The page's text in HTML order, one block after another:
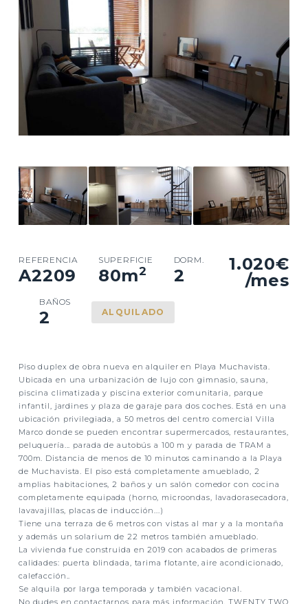
1.020€
/mes
REFERENCIA
A2209
SUPERFICIE
80m2
DORM.
2
BAÑOS
2 ALQUILADO
Piso duplex de obra nueva en alquiler en Playa Muchavista.
Ubicada en una urbanización de lujo con gimnasio, sauna,
piscina climatizada y piscina exterior comunitaria, parque
infantil, jardines y plaza de garaje para dos coches. Está en una
ubicación privilegiada, a 50 metros del centro comercial Villa
Marco donde se pueden encontrar supermercados, restaurantes,
peluquería... parada de autobús a 100 m y parada de TRAM a
700m. Distancia de menos de 10 minutos caminando a la Playa
de Muchavista. El piso está completamente amueblado, 2
amplias habitaciones, 2 baños y un salón comedor con cocina
completamente equipada (horno, microondas, lavadorasecadora,
lavavajillas, placas de inducción...)
Tiene una terraza de 6 metros con vistas al mar y a la montaña
y además un solarium de 22 metros también amueblado.
La vivienda fue construida en 2019 con acabados de primeras
calidades: puerta blindada, tarima flotante, aire acondicionado,
calefacción..
Se alquila por larga temporada y también vacacional.
No dudes en contactarnos para más información. TWENTY TWO